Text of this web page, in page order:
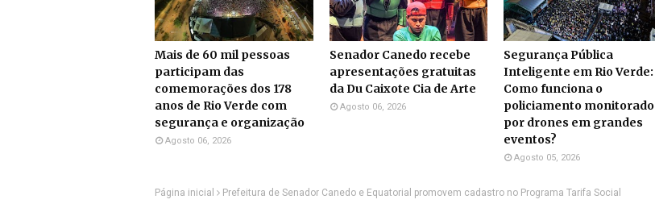
Mais de 60 mil pessoas
participam das
comemorações dos 178
anos de Rio Verde com
segurança e organização
Agosto 06, 2026
Senador Canedo recebe
apresentações gratuitas
da Du Caixote Cia de Arte
Agosto 06, 2026
Segurança Pública
Inteligente em Rio Verde:
Como funciona o
policiamento monitorado
por drones em grandes
eventos?
Agosto 05, 2026
Página inicial Prefeitura de Senador Canedo e Equatorial promovem cadastro no Programa Tarifa Social